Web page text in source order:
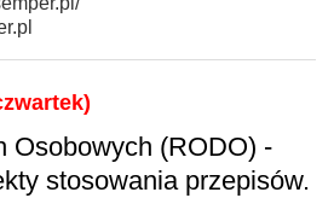
Osobowych (RODO) -
stosowania przepisów.